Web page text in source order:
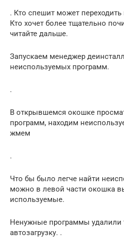
. Кто спешит может
Кто хочет более тщательно
читайте дальше.
Запускаем менеджер
неиспользуемых программ.
.
В открывшемся окошке
программ, находим
жмем
.
Что бы было легче найти
можно в левой части окошка
используемые.
Ненужные программы удалили
автозагрузку. .